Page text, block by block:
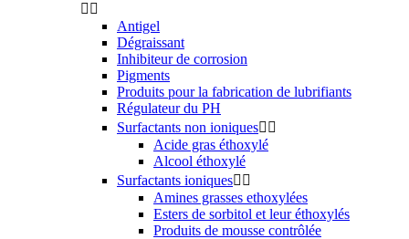
 
Antigel
Dégraissant
Inhibiteur de corrosion
Pigments
Produits pour la fabrication de lubrifiants
Régulateur du PH
Surfactants non ioniques 
Acide gras éthoxylé
Alcool éthoxylé
Surfactants ioniques 
Amines grasses ethoxylées
Esters de sorbitol et leur éthoxylés
Produits de mousse contrôlée